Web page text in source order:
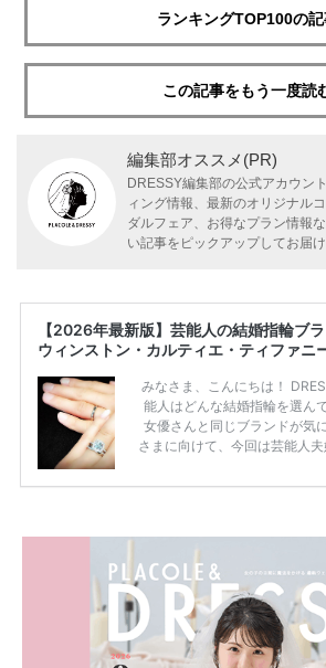
ランキングTOP100の
この記事をもう一度読
編集部オススメ(PR)
DRESSY編集部の公式アカウン
ィング情報、最新のオリジナル
ダルフェア、お得なプラン情報
い記事をピックアップしてお届
【2026年最新版】芸能人の結婚指輪ブ
ウィンストン・カルティエ・ティファニ
みなさま、こんにちは！
能人はどんな結婚指輪を選ん
女優さんと同じブランドが気
さまに向けて、今回は芸能人
ーウィンストンやカルティエ
推定価格帯 ・花嫁人気が高い
説していきます♡ 「芸能人の
高い？」 「手が届くブランド
[…]続きを読